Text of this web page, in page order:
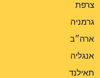
צרפת
גרמניה
ארה״ב
אנגליה
תאילנד